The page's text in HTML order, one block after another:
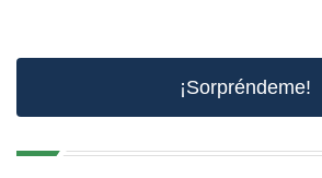
¡Sorpréndeme!